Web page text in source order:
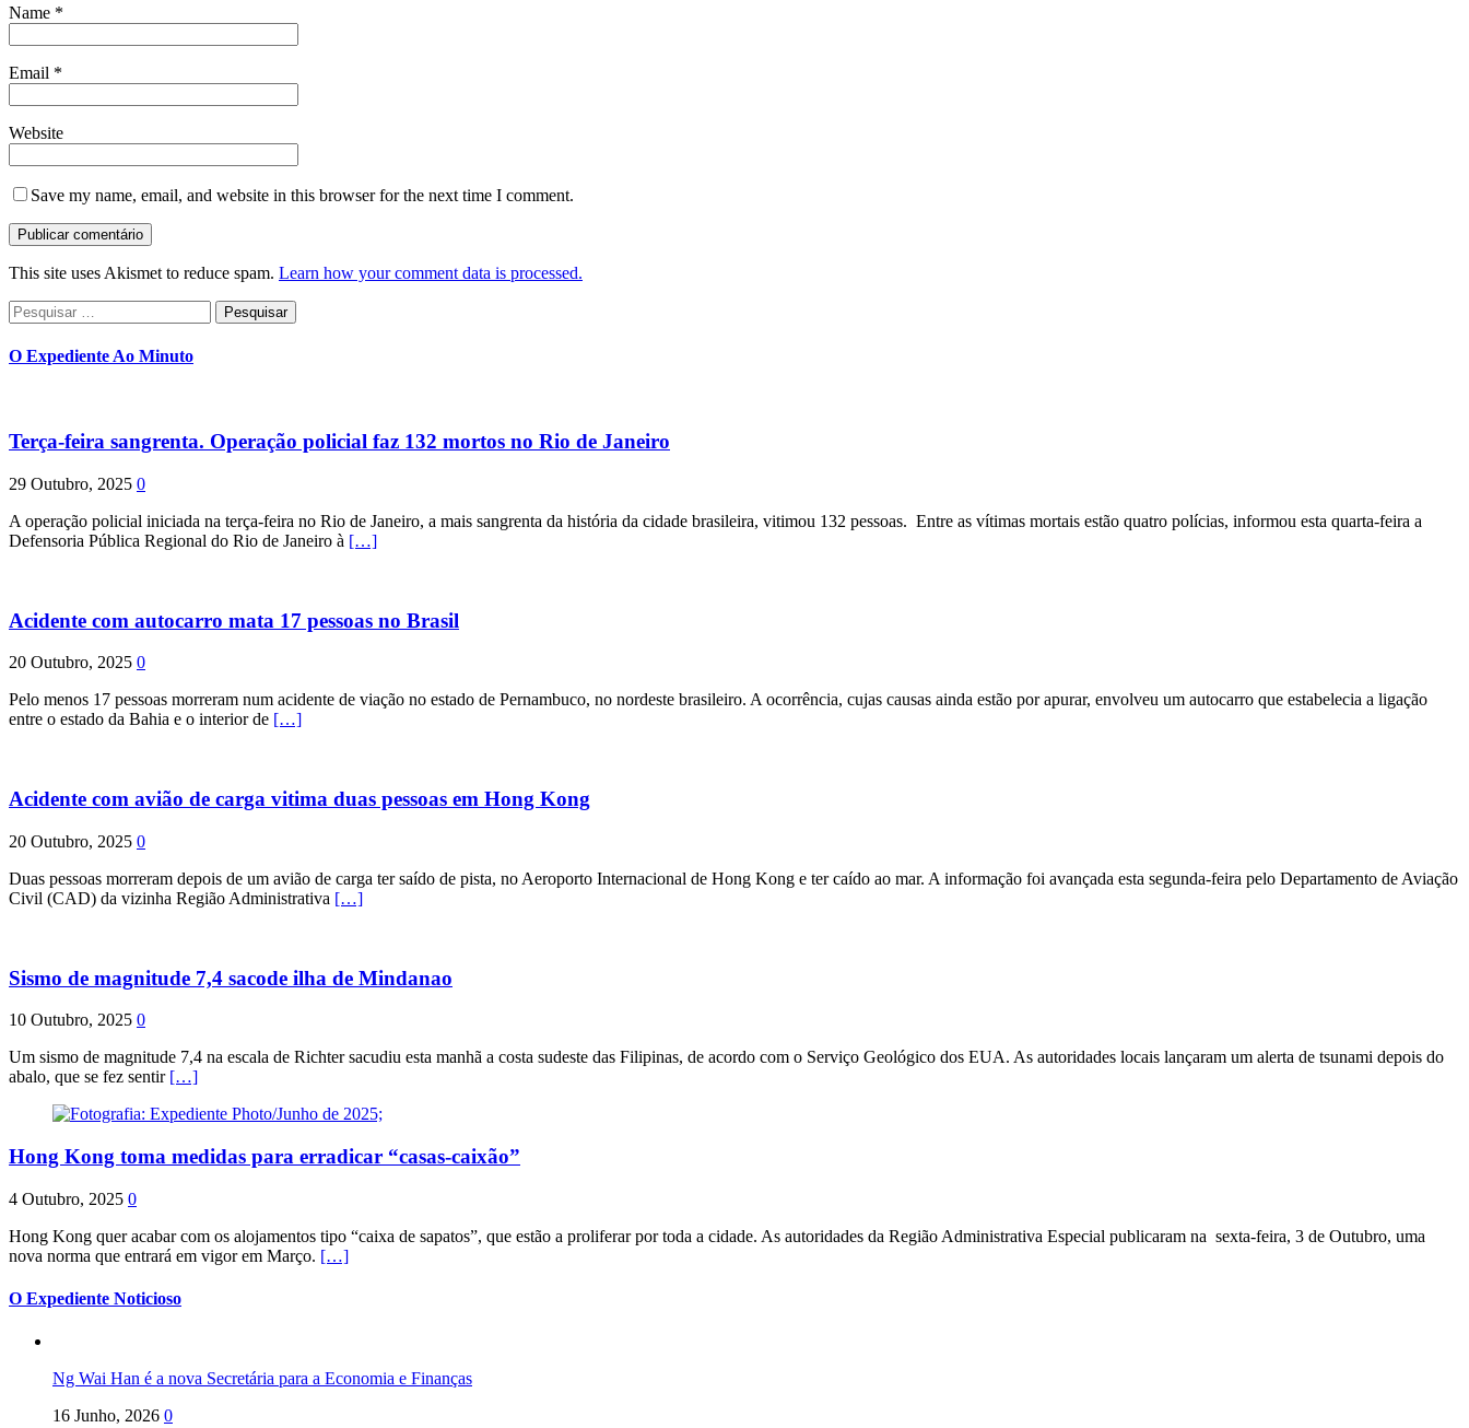
Name *
Email *
Website
Save my name, email, and website in this browser for the next time I comment.
This site uses Akismet to reduce spam. Learn how your comment data is processed.
Pesquisar
por:
O Expediente Ao Minuto
Terça-feira sangrenta. Operação policial faz 132 mortos no Rio de Janeiro
29 Outubro, 2025 0
A operação policial iniciada na terça-feira no Rio de Janeiro, a mais sangrenta da história da cidade brasileira, vitimou 132 pessoas. Entre as vítimas mortais estão quatro polícias, informou esta quarta-feira a
Defensoria Pública Regional do Rio de Janeiro à […]
Acidente com autocarro mata 17 pessoas no Brasil
20 Outubro, 2025 0
Pelo menos 17 pessoas morreram num acidente de viação no estado de Pernambuco, no nordeste brasileiro. A ocorrência, cujas causas ainda estão por apurar, envolveu um autocarro que estabelecia a ligação
entre o estado da Bahia e o interior de […]
Acidente com avião de carga vitima duas pessoas em Hong Kong
20 Outubro, 2025 0
Duas pessoas morreram depois de um avião de carga ter saído de pista, no Aeroporto Internacional de Hong Kong e ter caído ao mar. A informação foi avançada esta segunda-feira pelo Departamento de Aviação
Civil (CAD) da vizinha Região Administrativa […]
Sismo de magnitude 7,4 sacode ilha de Mindanao
10 Outubro, 2025 0
Um sismo de magnitude 7,4 na escala de Richter sacudiu esta manhã a costa sudeste das Filipinas, de acordo com o Serviço Geológico dos EUA. As autoridades locais lançaram um alerta de tsunami depois do
abalo, que se fez sentir […]
Hong Kong toma medidas para erradicar “casas-caixão”
4 Outubro, 2025 0
Hong Kong quer acabar com os alojamentos tipo “caixa de sapatos”, que estão a proliferar por toda a cidade. As autoridades da Região Administrativa Especial publicaram na sexta-feira, 3 de Outubro, uma
nova norma que entrará em vigor em Março. […]
O Expediente Noticioso
Ng Wai Han é a nova Secretária para a Economia e Finanças
16 Junho, 2026 0